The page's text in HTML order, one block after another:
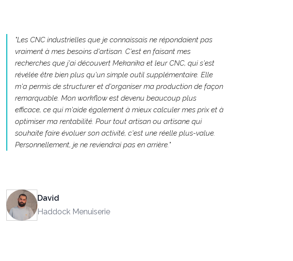
"Les CNC industrielles que je connaissais ne répondaient pas
vraiment à mes besoins d'artisan. C'est en faisant mes
recherches que j'ai découvert Mekanika et leur CNC, qui s'est
révélée être bien plus qu'un simple outil supplémentaire. Elle
m'a permis de structurer et d'organiser ma production de façon
remarquable. Mon workflow est devenu beaucoup plus
efficace, ce qui m'aide également à mieux calculer mes prix et à
optimiser ma rentabilité. Pour tout artisan ou artisane qui
souhaite faire évoluer son activité, c'est une réelle plus-value.
Personnellement, je ne reviendrai pas en arrière."
David
Haddock Menuiserie